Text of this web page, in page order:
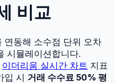
비교
연동해 소수점 단위 오차
시뮬레이션합니다.
이더리움 실시간 차트 지표
입 시 거래 수수료 50% 평